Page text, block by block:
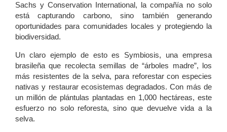
Sachs y Conservation International, la compañía no solo
está capturando carbono, sino también generando
oportunidades para comunidades locales y protegiendo la
biodiversidad.
Un claro ejemplo de esto es Symbiosis, una empresa
brasileña que recolecta semillas de “árboles madre”, los
más resistentes de la selva, para reforestar con especies
nativas y restaurar ecosistemas degradados. Con más de
un millón de plántulas plantadas en 1,000 hectáreas, este
esfuerzo no solo reforesta, sino que devuelve vida a la
selva.